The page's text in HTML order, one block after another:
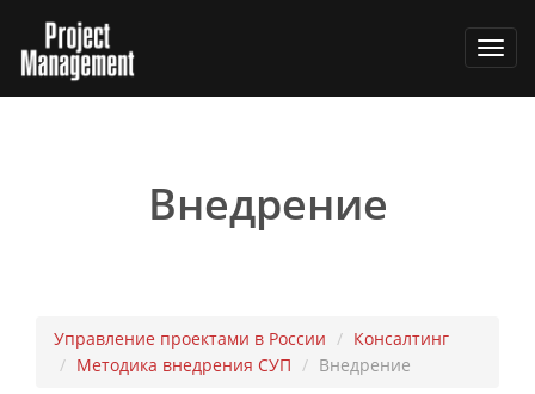
Внедрение
Управление проектами в России
Консалтинг
Методика внедрения СУП
Внедрение